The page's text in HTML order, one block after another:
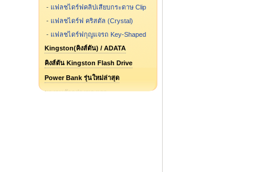
- แฟลชไดร์ฟคลิปเสียบกระดาษ Clip
- แฟลชไดร์ฟ คริสตัล (Crystal)
- แฟลชไดร์ฟกุญแจรถ Key-Shaped
Kingston(คิงส์ตัน) / ADATA
คิงส์ตัน Kingston Flash Drive
Power Bank รุ่นใหม่ล่าสุด
ผลงานตัวอย่างของเรา